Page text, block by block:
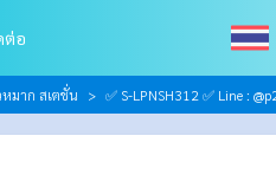
ต่อ
มาก สเตชั่น ✅ S-LPNSH312 ✅ Line :